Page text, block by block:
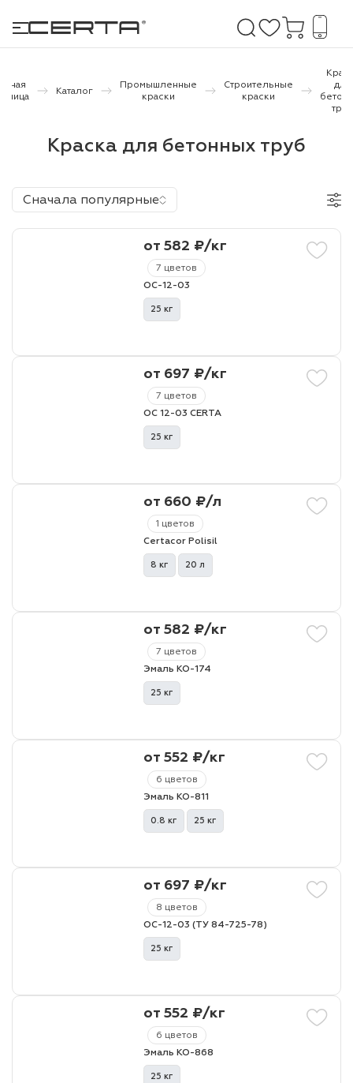
и дачи
бетону,
Каталог
Промышленные
краски
Строительные
краски
для
труб
Краска для бетонных труб
Сначала популярные
7 цветов
от 582 ₽/кг
ОС-12-03
25 кг
7 цветов
от 697 ₽/кг
ОС 12-03 CERTA
25 кг
1 цветов
от 660 ₽/л
Certacor Polisil
8 кг 20 л
7 цветов
от 582 ₽/кг
Эмаль КО-174
25 кг
6 цветов
от 552 ₽/кг
Эмаль КО-811
0.8 кг 25 кг
8 цветов
от 697 ₽/кг
ОС-12-03 (ТУ 84-725-78)
25 кг
6 цветов
от 552 ₽/кг
Эмаль КО-868
25 кг